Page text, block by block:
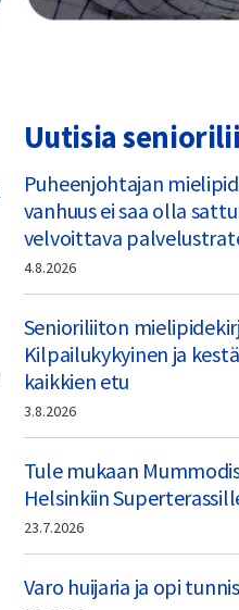
Uutisia
Puheenjohtajan
vanhuus ei saa olla
velvoittava
4.8.2026
Senioriliiton
Kilpailukykyinen ja
kaikkien etu
3.8.2026
Tule mukaan
Helsinkiin
23.7.2026
Varo huijaria ja opi